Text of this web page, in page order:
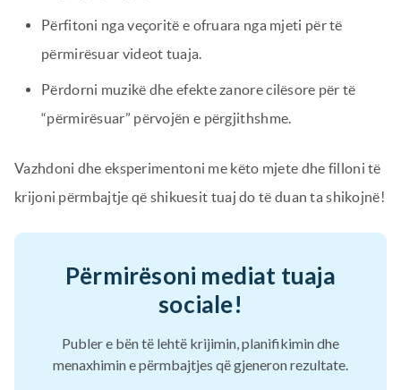
Përfitoni nga veçoritë e ofruara nga mjeti për të
përmirësuar videot tuaja.
Përdorni muzikë dhe efekte zanore cilësore për të
“përmirësuar” përvojën e përgjithshme.
Vazhdoni dhe eksperimentoni me këto mjete dhe filloni të
krijoni përmbajtje që shikuesit tuaj do të duan ta shikojnë!
Përmirësoni mediat tuaja
sociale!
Publer e bën të lehtë krijimin, planifikimin dhe
menaxhimin e përmbajtjes që gjeneron rezultate.